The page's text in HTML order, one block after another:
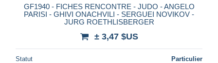
GF1940 - FICHES RENCONTRE - JUDO - ANGELO
PARISI - GHIVI ONACHVILI - SERGUEI NOVIKOV -
JURG ROETHLISBERGER
± 3,47 $US
Statut Particulier